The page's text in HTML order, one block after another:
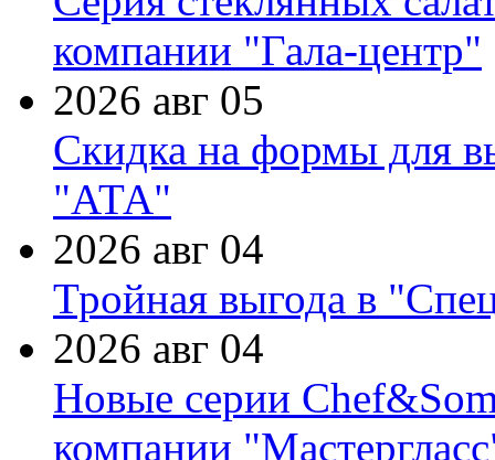
компании "Гала-центр"
2026 авг 05
Скидка на формы для
"АТА"
2026 авг 04
Тройная выгода в
2026 авг 04
Новые серии
компании